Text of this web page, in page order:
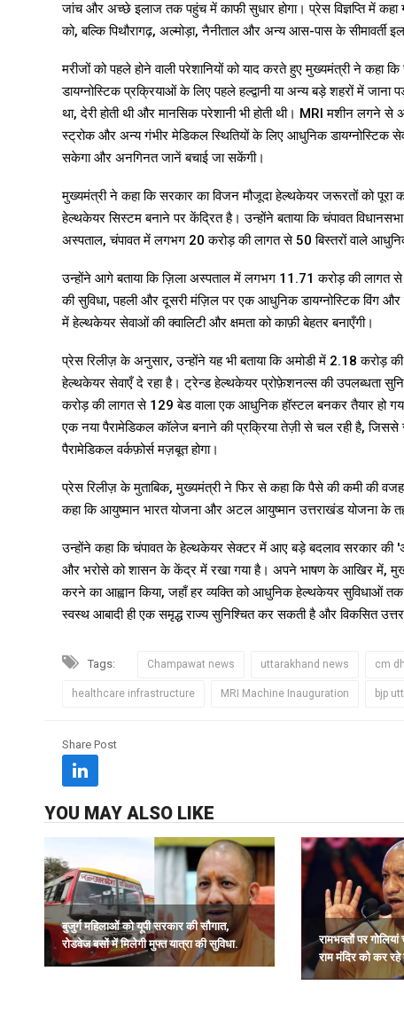
जांच और अच्छे इलाज तक पहुंच में काफी सुधार होगा। प्रेस विज्ञप्ति में कहा
को, बल्कि पिथौरागढ़, अल्मोड़ा, नैनीताल और अन्य आस-पास के सीमावर्ती
मरीजों को पहले होने वाली परेशानियों को याद करते हुए मुख्यमंत्री ने
डायग्नोस्टिक प्रक्रियाओं के लिए पहले हल्द्वानी या अन्य बड़े शहरों में
था, देरी होती थी और मानसिक परेशानी भी होती थी। MRI मशीन लगने से
स्ट्रोक और अन्य गंभीर मेडिकल स्थितियों के लिए आधुनिक डायग्नोस्टिक
सकेगा और अनगिनत जानें बचाई जा सकेंगी।
मुख्यमंत्री ने कहा कि सरकार का विजन मौजूदा हेल्थकेयर जरूरतों को
हेल्थकेयर सिस्टम बनाने पर केंद्रित है। उन्होंने बताया कि चंपावत
अस्पताल, चंपावत में लगभग ₹20 करोड़ की लागत से 50 बिस्तरों वाले
उन्होंने आगे बताया कि ज़िला अस्पताल में लगभग ₹11.71 करोड़ की
की सुविधा, पहली और दूसरी मंज़िल पर एक आधुनिक डायग्नोस्टिक विंग
में हेल्थकेयर सेवाओं की क्वालिटी और क्षमता को काफ़ी बेहतर बनाएँगी।
प्रेस रिलीज़ के अनुसार, उन्होंने यह भी बताया कि अमोडी में ₹2.18 करोड़
हेल्थकेयर सेवाएँ दे रहा है। ट्रेन्ड हेल्थकेयर प्रोफ़ेशनल्स की उपलब्धता
करोड़ की लागत से 129 बेड वाला एक आधुनिक हॉस्टल बनकर तैयार हो गया
एक नया पैरामेडिकल कॉलेज बनाने की प्रक्रिया तेज़ी से चल रही है,
पैरामेडिकल वर्कफ़ोर्स मज़बूत होगा।
प्रेस रिलीज़ के मुताबिक, मुख्यमंत्री ने फिर से कहा कि पैसे की कमी की वजह
कहा कि आयुष्मान भारत योजना और अटल आयुष्मान उत्तराखंड योजना के
उन्होंने कहा कि चंपावत के हेल्थकेयर सेक्टर में आए बड़े बदलाव सरकार की
और भरोसे को शासन के केंद्र में रखा गया है। अपने भाषण के आखिर में,
करने का आह्वान किया, जहाँ हर व्यक्ति को आधुनिक हेल्थकेयर सुविधाओं
स्वस्थ आबादी ही एक समृद्ध राज्य सुनिश्चित कर सकती है और विकसित
Tags: Champawat news uttarakhand news cm
healthcare infrastructure MRI Machine Inauguration bjp
Share Post
YOU MAY ALSO LIKE
बुजुर्ग महिलाओं को यूपी सरकार की सौगात,
रोडवेज बसों में मिलेगी मुफ्त यात्रा की सुविधा.
रामभक्तों पर
राम मंदिर को कर रहे